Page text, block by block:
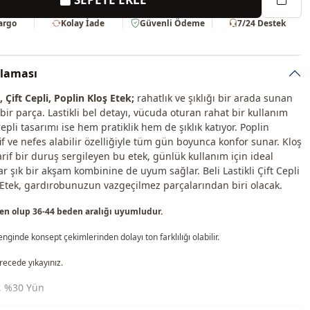
Kolay İade Güvenli Ödeme 7/24 Destek
Çift Cepli, Poplin Kloş Etek; rahatlık ve şıklığı bir arada sunan
parça. Lastikli bel detayı, vücuda oturan rahat bir kullanım
tasarımı ise hem pratiklik hem de şıklık katıyor. Poplin
ve nefes alabilir özelliğiyle tüm gün boyunca konfor sunar. Kloş
bir duruş sergileyen bu etek, günlük kullanım için ideal
şık bir akşam kombinine de uyum sağlar. Beli Lastikli Çift Cepli
gardırobunuzun vazgeçilmez parçalarından biri olacak.
olup 36-44 beden aralığı uyumludur.
konsept çekimlerinden dolayı ton farklılığı olabilir.
yıkayınız.
%30 Yün